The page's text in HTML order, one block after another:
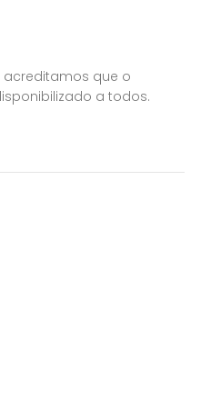
acreditamos que o
a todos.